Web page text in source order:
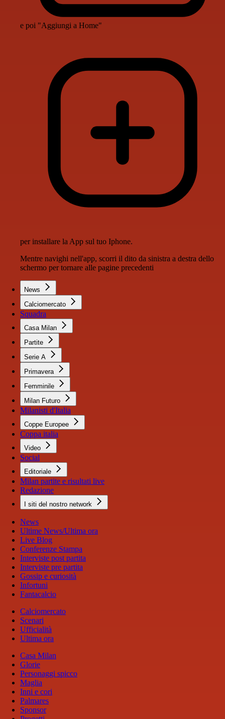
e poi "Aggiungi a Home"
per installare la App sul tuo Iphone.
Mentre navighi nell'app, scorri il dito da sinistra a destra dello
schermo per tornare alle pagine precedenti
News
Calciomercato
Squadra
Casa Milan
Partite
Serie A
Primavera
Femminile
Milan Futuro
Milanisti d'Italia
Coppe Europee
Coppa italia
Video
Social
Editoriale
Milan partite e risultati live
Redazione
I siti del nostro network
News
Ultime News/Ultima ora
Live Blog
Conferenze Stampa
Interviste post partita
Interviste pre partita
Gossip e curiosità
Infortuni
Fantacalcio
Calciomercato
Scenari
Ufficialità
Ultima ora
Casa Milan
Glorie
Personaggi spicco
Maglia
Inni e cori
Palmares
Sponsor